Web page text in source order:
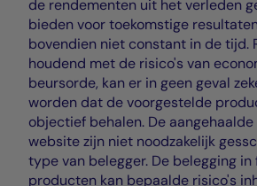
de rendementen uit het verleden
bieden voor toekomstige
bovendien niet constant in de tijd.
houdend met de risico's van
beursorde, kan er in geen geval
worden dat de voorgestelde
objectief behalen. De
website zijn niet noodzakelijk
type van belegger. De belegging
producten kan bepaalde risico's